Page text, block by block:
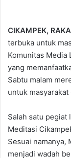
CIKAMPEK,
terbuka untuk
Komunitas Media
yang
Sabtu malam
untuk masyarakat
Salah satu pegiat
Meditasi
Sesuai namanya,
menjadi wadah